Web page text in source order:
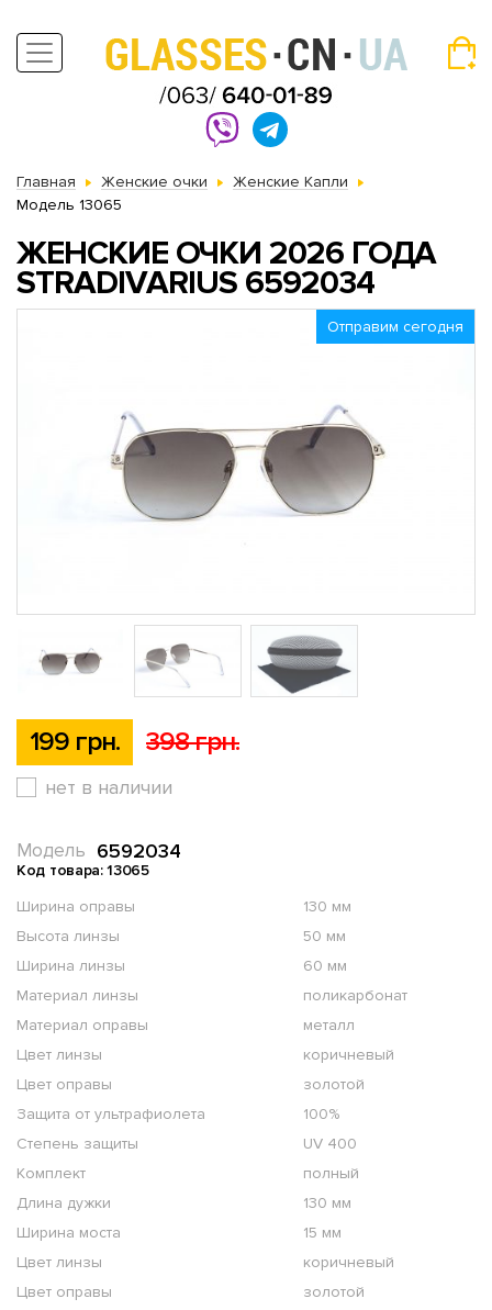
Главная Женские очки
Женские Капли
Модель 13065
ЖЕНСКИЕ ОЧКИ 2026 ГОДА
STRADIVARIUS 6592034
Отправим сегодня
199 грн. 398 грн.
нет в наличии
6592034
Модель
Код товара: 13065
Ширина оправы
130 мм
Высота линзы
50 мм
Ширина линзы
60 мм
Материал линзы
поликарбонат
Материал оправы
металл
Цвет линзы
коричневый
Цвет оправы
золотой
Защита от ультрафиолета
100%
Степень защиты
UV 400
Комплект
полный
Длина дужки
130 мм
Ширина моста
15 мм
Цвет линзы
коричневый
Цвет оправы
золотой